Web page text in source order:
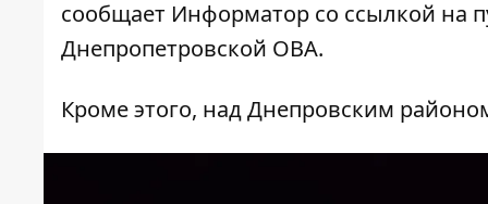
сообщает Информатор со ссылкой на
Днепропетровской ОВА.
Кроме этого, над Днепровским